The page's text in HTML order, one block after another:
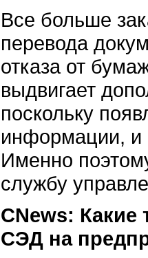
Все больше
перевода
отказа от
выдвигает
поскольку
информации, и
Именно
службу
CNews:
СЭД на